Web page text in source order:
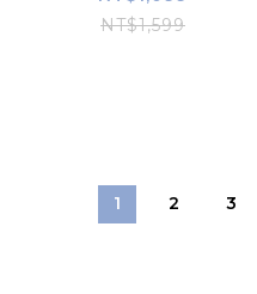
NT$1,599
1 2 3